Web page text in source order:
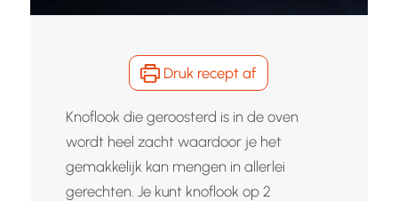
Druk recept af
Knoflook die geroosterd is in de oven
wordt heel zacht waardoor je het
gemakkelijk kan mengen in allerlei
gerechten. Je kunt knoflook op 2